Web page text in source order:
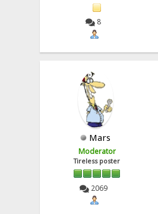
8
Mars
Moderator
Tireless poster
2069